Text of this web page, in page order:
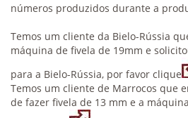
números produzidos durante a
Temos um cliente da Bielo-Rússia
máquina de fivela de 19mm e
para a Bielo-Rússia, por favor clique
Temos um cliente de Marrocos que
de fazer fivela de 13 mm e a